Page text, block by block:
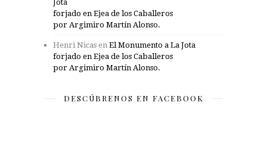
Jota
forjado en Ejea de los Caballeros
por Argimiro Martín Alonso.
Henri Nicas en El Monumento a La Jota
forjado en Ejea de los Caballeros
por Argimiro Martín Alonso.
DESCÚBRENOS EN FACEBOOK